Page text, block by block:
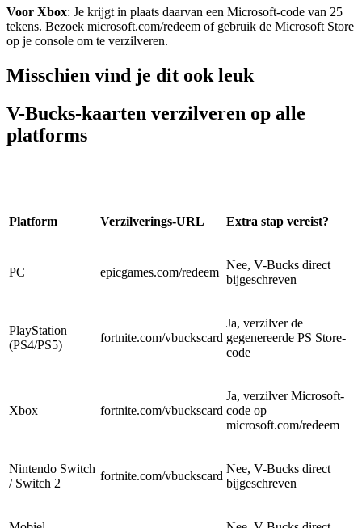
Voor Xbox: Je krijgt in plaats daarvan een Microsoft-code van 25
tekens. Bezoek microsoft.com/redeem of gebruik de Microsoft Store
op je console om te verzilveren.
Misschien vind je dit ook leuk
V-Bucks-kaarten verzilveren op alle
platforms
Platform Verzilverings-URL Extra stap vereist?
PC epicgames.com/redeem
Nee, V-Bucks direct
bijgeschreven
PlayStation
(PS4/PS5)
fortnite.com/vbuckscard
Ja, verzilver de
gegenereerde PS Store-
code
Xbox fortnite.com/vbuckscard
Ja, verzilver Microsoft-
code op
microsoft.com/redeem
Nintendo Switch
/ Switch 2
fortnite.com/vbuckscard
Nee, V-Bucks direct
bijgeschreven